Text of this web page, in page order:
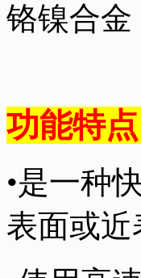
铬镍合
功能特点
•是一种
表面或